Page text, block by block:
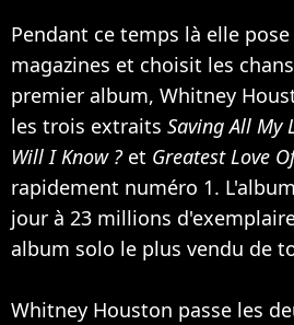
Pendant ce temps là elle
magazines et choisit les
premier album, Whitney
les trois extraits Saving All My
Will I Know ?et Greatest Love
rapidement numéro 1.
jour à 23 millions
album solo le plus vendu de
Whitney Houston passe les